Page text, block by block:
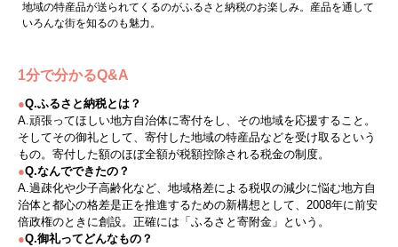
地域の特産品が送られてくるのがふるさと納税のお楽しみ。産品を通して
いろんな街を知るのも魅力。
1分で分かるQ&A
●Q.ふるさと納税とは？
A.頑張ってほしい地方自治体に寄付をし、その地域を応援すること。
そしてその御礼として、寄付した地域の特産品などを受け取るという
もの。寄付した額のほぼ全額が税額控除される税金の制度。
●Q.なんでできたの？
A.過疎化や少子高齢化など、地域格差による税収の減少に悩む地方自
治体と都心の格差是正を推進するための新構想として、2008年に前安
倍政権のときに創設。正確には「ふるさと寄附金」という。
●Q.御礼ってどんなもの？